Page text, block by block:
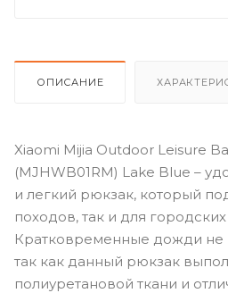
ОПИСАНИЕ
Xiaomi Mijia Outdoor Leisure
(MJHWB01RM) Lake Blue –
и легкий рюкзак, который
походов, так и для
Кратковременные дожди не
так как данный рюкзак
полиуретановой ткани и